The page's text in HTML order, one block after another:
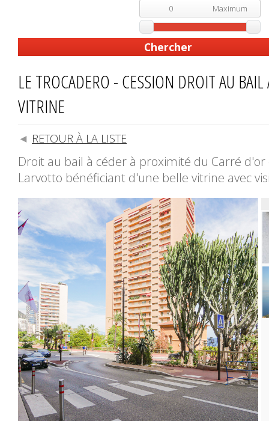
LE TROCADERO - CESSION DROIT AU BAIL
VITRINE
RETOUR À LA LISTE
Droit au bail à céder à proximité du Carré
Larvotto bénéficiant d'une belle vitrine avec